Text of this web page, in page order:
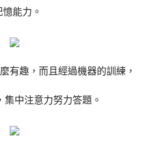
憶能力。
有趣，而且經過機器的訓練，
集中注意力努力答題。